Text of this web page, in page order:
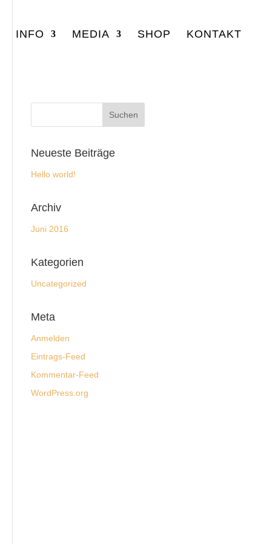
INFO MEDIA SHOP KONTAKT
Neueste Beiträge
Hello world!
Archiv
Juni 2016
Kategorien
Uncategorized
Meta
Anmelden
Eintrags-Feed
Kommentar-Feed
WordPress.org